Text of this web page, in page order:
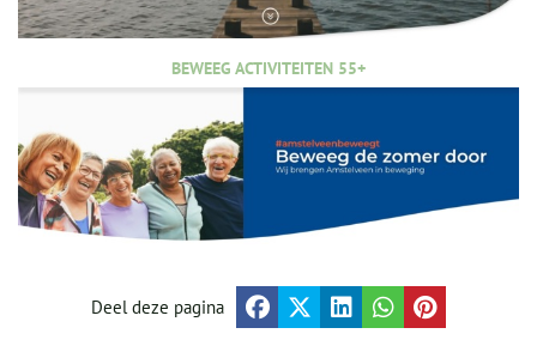
BEWEEG ACTIVITEITEN 55+
Deel deze pagina